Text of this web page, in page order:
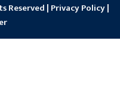
Reserved | Privacy Policy|